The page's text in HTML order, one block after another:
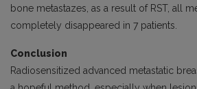
bone metastazes, as a result of RST, all
completely disappeared in 7 patients.
Conclusion
Radiosensitized advanced metastatic